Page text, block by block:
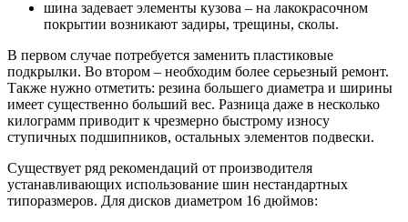
шина задевает элементы кузова – на лакокрасочном
покрытии возникают задиры, трещины, сколы.
В первом случае потребуется заменить пластиковые
подкрылки. Во втором – необходим более серьезный ремонт.
Также нужно отметить: резина большего диаметра и ширины
имеет существенно больший вес. Разница даже в несколько
килограмм приводит к чрезмерно быстрому износу
ступичных подшипников, остальных элементов подвески.
Существует ряд рекомендаций от производителя
устанавливающих использование шин нестандартных
типоразмеров. Для дисков диаметром 16 дюймов: